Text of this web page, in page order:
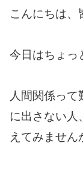
こんにちは、
今日はちょっ
人間関係って
に出さない人
えてみません